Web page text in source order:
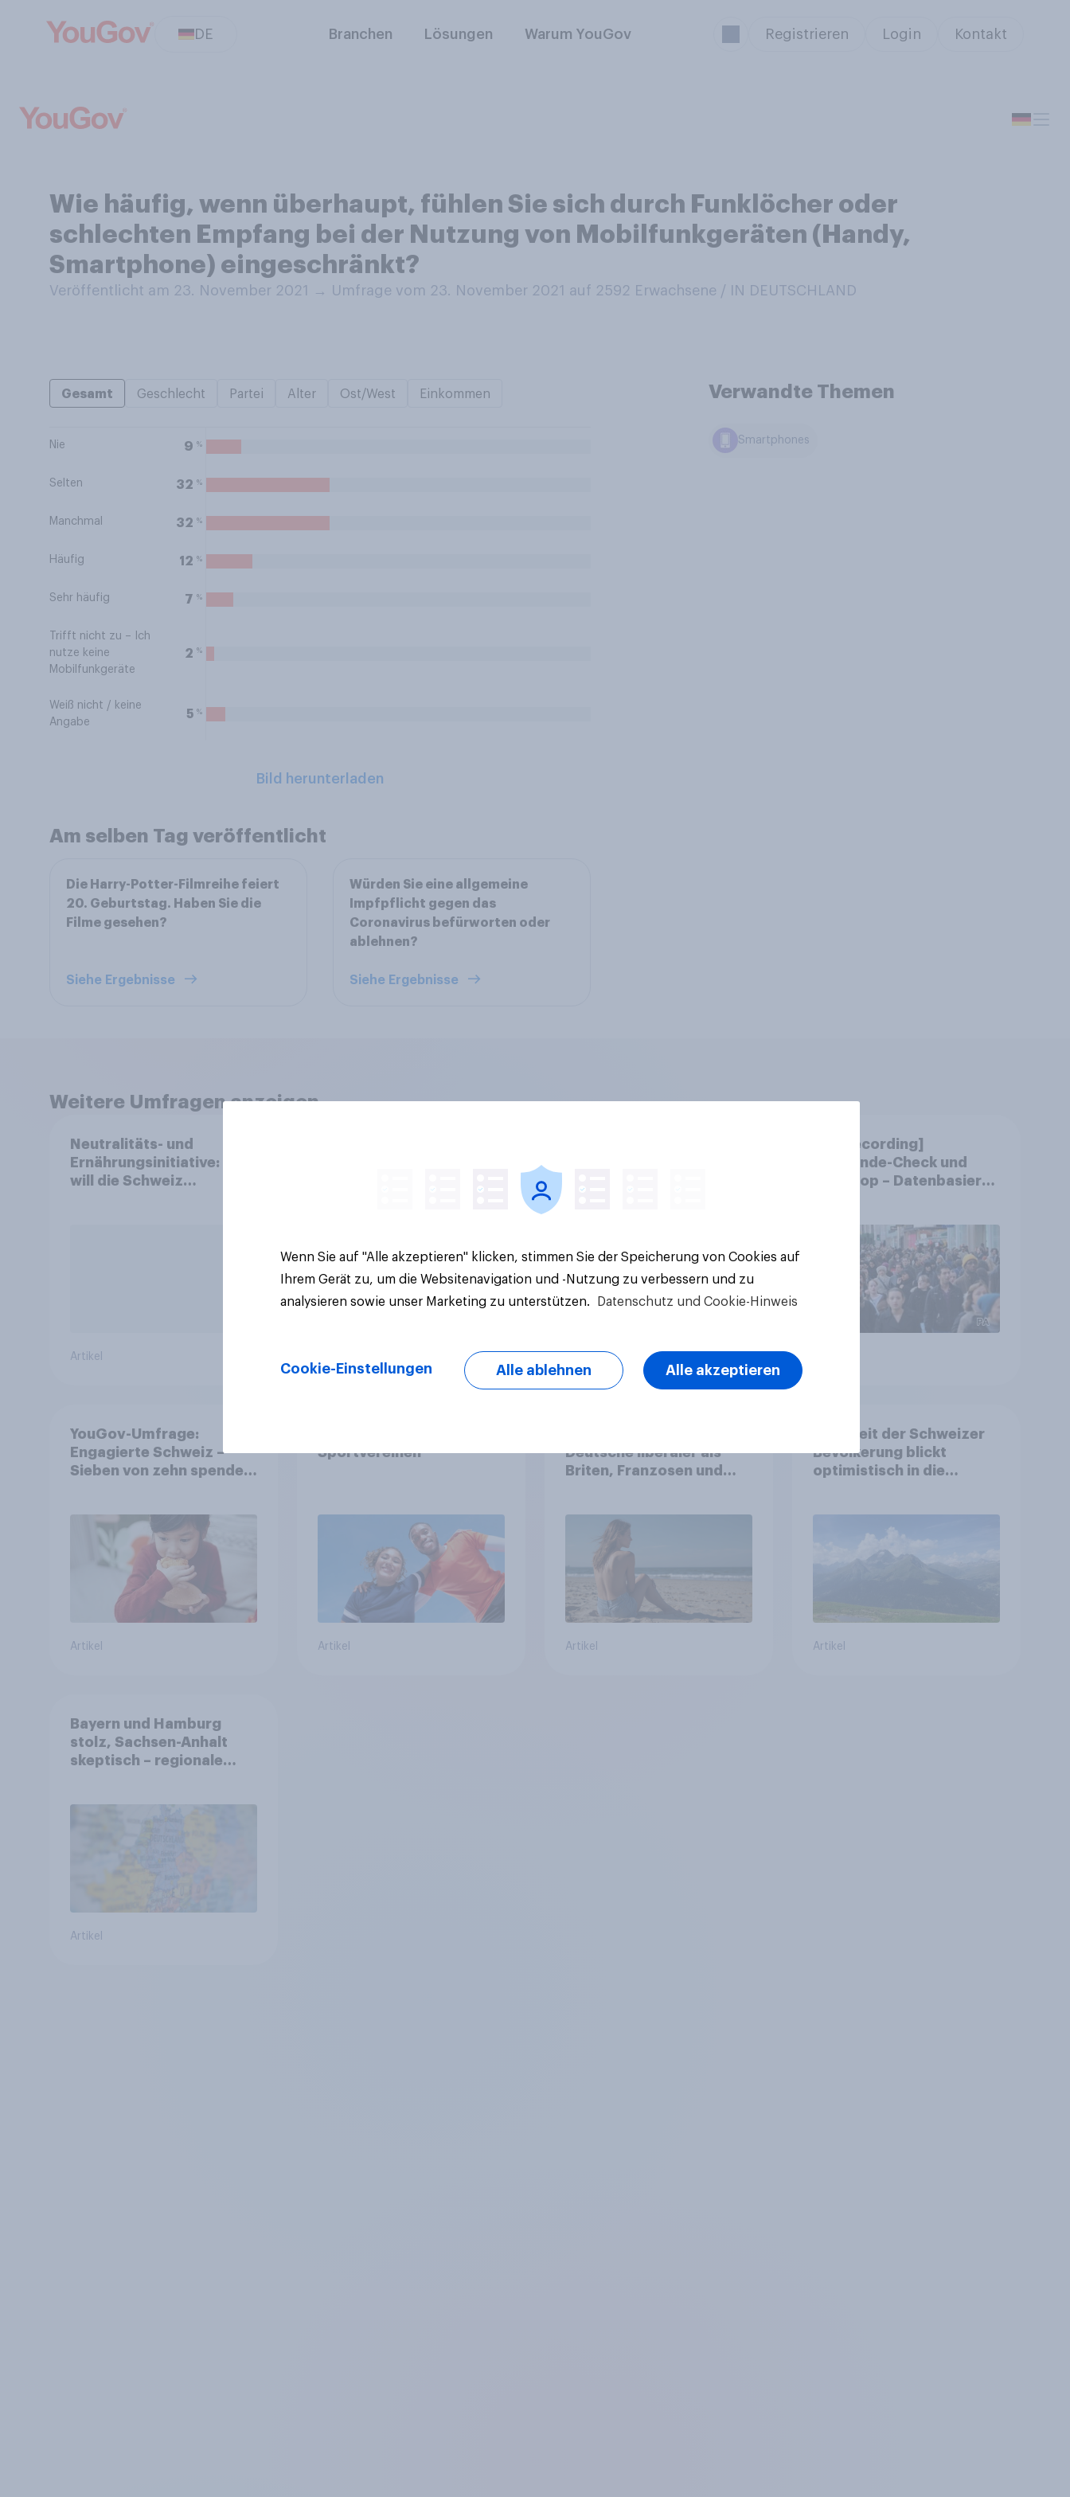
DE Branchen Lösungen Warum YouGov Registrieren Login Kontakt
Wie häufig, wenn überhaupt, fühlen Sie sich durch Funklöcher oder
schlechten Empfang bei der Nutzung von Mobilfunkgeräten (Handy,
Smartphone) eingeschränkt?
Veröffentlicht am 23. November 2021 → Umfrage vom 23. November 2021 auf 2592 Erwachsene / IN DEUTSCHLAND
Gesamt Geschlecht Partei Alter Ost/West Einkommen
Nie 9 %
Selten 32 %
Manchmal 32 %
Häufig 12 %
Sehr häufig 7 %
Trifft nicht zu – Ich
nutze keine
Mobilfunkgeräte
2 %
Weiß nicht / keine
Angabe
5 %
Bild herunterladen
Verwandte Themen
Smartphones
Am selben Tag veröffentlicht
Die Harry-Potter-Filmreihe feiert
20. Geburtstag. Haben Sie die
Filme gesehen?
Siehe Ergebnisse
Würden Sie eine allgemeine
Impfpflicht gegen das
Coronavirus befürworten oder
ablehnen?
Siehe Ergebnisse
Weitere Umfragen anzeigen
Neutralitäts- und
Ernährungsinitiative: Wie
will die Schweiz
Artikel
[CH Recording]
Gemeinde-Check und
StratPop – Datenbasierte
YouGov-Umfrage:
Engagierte Schweiz –
Sieben von zehn spenden,
Artikel
Sportvereinen
Artikel
Deutsche liberaler als
Briten, Franzosen und
Artikel
Mehrheit der Schweizer
Bevölkerung blickt
optimistisch in die
Gesundheitswesen und
Altersvorsorge
Artikel
Bayern und Hamburg
stolz, Sachsen-Anhalt
skeptisch – regionale
Europa im Osten am
Artikel
Wenn Sie auf "Alle akzeptieren" klicken, stimmen Sie der Speicherung von Cookies auf
Ihrem Gerät zu, um die Websitenavigation und -Nutzung zu verbessern und zu
analysieren sowie unser Marketing zu unterstützen.
Datenschutz und Cookie-Hinweis
Cookie-Einstellungen Alle ablehnen Alle akzeptieren